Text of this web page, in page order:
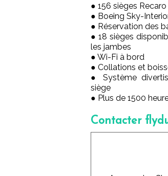
● 156 sièges
● Boeing Sky-
● Réservation des
● 18 sièges
les jambes
● Wi-Fi à bord
● Collations et
● Système
siège
● Plus de 1500
Contacter